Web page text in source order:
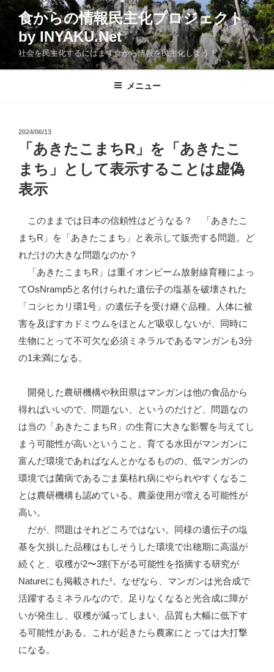
コ
食からの情報民主化プロジェクト
by INYAKU.Net
社会を民主化するにはまず食から情報を民主化しよう！
メニュー
投
2024/06/13
「あきたこまちR」を「あきたこ
まち」として表示することは虚偽
表示
このままでは日本の信頼性はどうなる？ 「あきたこ
まちR」を「あきたこまち」と表示して販売する問題。ど
れだけの大きな問題なのか？
「あきたこまちR」は重イオンビーム放射線育種によっ
てOsNramp5と名付けられた遺伝子の塩基を破壊された
「コシヒカリ環1号」の遺伝子を受け継ぐ品種。人体に被
害を及ぼすカドミウムをほとんど吸収しないが、同時に
生物にとって不可欠な必須ミネラルであるマンガンも3分
の1未満になる。
開発した農研機構や秋田県はマンガンは他の食品から
得ればいいので、問題ない、というのだけど、問題なの
は当の「あきたこまちR」の生育に大きな影響を与えてし
まう可能性が高いということ。育てる水田がマンガンに
富んだ環境であればなんとかなるものの、低マンガンの
環境では菌病であるごま葉枯れ病にやられやすくなるこ
とは農研機構も認めている。農薬使用が増える可能性が
高い。
だが、問題はそれどころではない。同様の遺伝子の塩
基を欠損した品種はもしそうした環境で出穂期に高温が
続くと、収穫が2〜3割下がる可能性を指摘する研究が
Natureにも掲載された¹。なぜなら、マンガンは光合成で
活躍するミネラルなので、足りなくなると光合成に障が
いが発生し、収穫が減ってしまい、品質も大幅に低下す
る可能性がある。これが起きたら農家にとっては大打撃
になる。